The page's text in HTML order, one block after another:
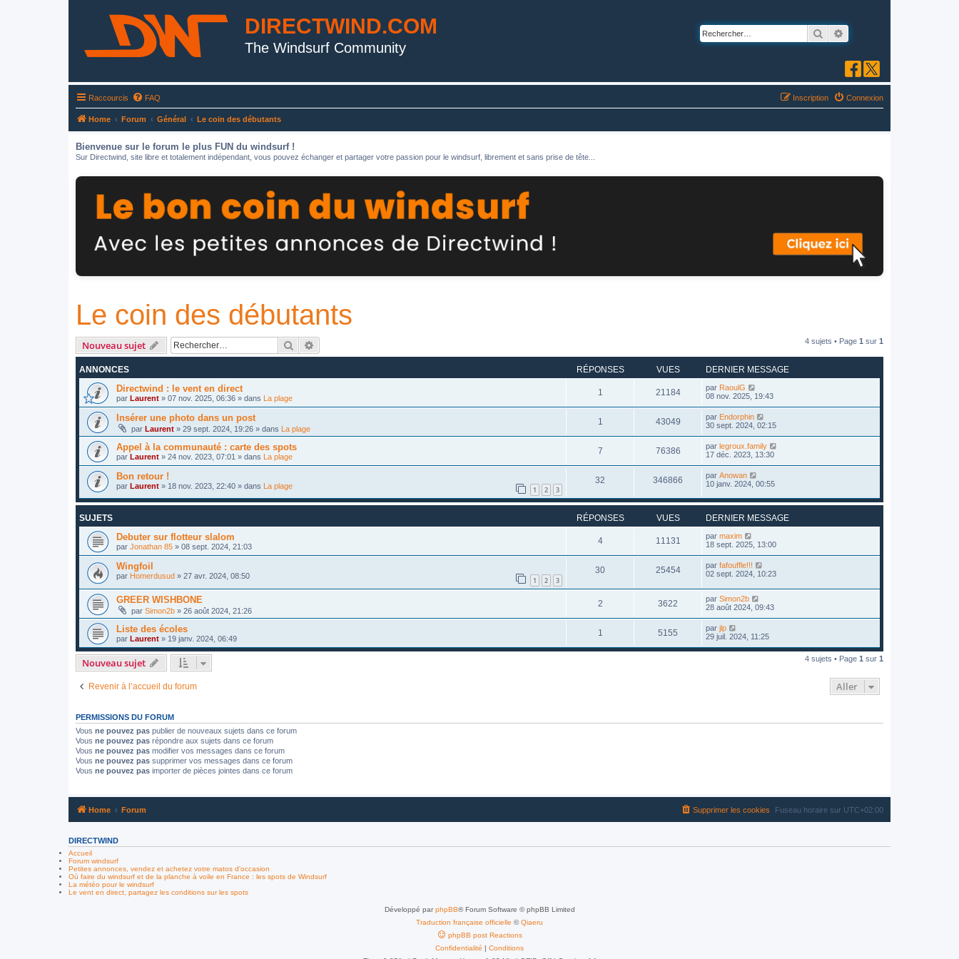
DIRECTWIND.COM
The Windsurf Community
Rechercher
Raccourcis FAQ Connexion
Inscription
Home Forum Général Le coin des débutants
Bienvenue sur le forum le plus FUN du windsurf !
Sur Directwind, site libre et totalement indépendant, vous pouvez échanger et partager votre passion pour le windsurf, librement et sans prise de tête...
Le coin des débutants
Nouveau sujet Rechercher 4 sujets • Page 1 sur 1
ANNONCES RÉPONSES VUES DERNIER MESSAGE
Directwind : le vent en direct
par Laurent » 07 nov. 2025, 06:36 » dans La plage
1 21184 par RaoulG
08 nov. 2025, 19:43
Insérer une photo dans un post
par Laurent » 29 sept. 2024, 19:26 » dans La plage
1 43049 par Endorphin
30 sept. 2024, 02:15
Appel à la communauté : carte des spots
par Laurent » 24 nov. 2023, 07:01 » dans La plage
7 76386 par legroux.family
17 déc. 2023, 13:30
Bon retour !
par Laurent » 18 nov. 2023, 22:40 » dans La plage 1 2 3
32 346866 par Anowan
10 janv. 2024, 00:55
SUJETS RÉPONSES VUES DERNIER MESSAGE
Debuter sur flotteur slalom
par Jonathan 85 » 08 sept. 2024, 21:03
4 11131 par maxim
18 sept. 2025, 13:00
Wingfoil
par Homerdusud » 27 avr. 2024, 08:50 1 2 3
30 25454 par fafouffle!!!
02 sept. 2024, 10:23
GREER WISHBONE
par Simon2b » 26 août 2024, 21:26
2 3622 par Simon2b
28 août 2024, 09:43
Liste des écoles
par Laurent » 19 janv. 2024, 06:49
1 5155 par jlp
29 juil. 2024, 11:25
Nouveau sujet 4 sujets • Page 1 sur 1
Revenir à l’accueil du forum Aller
PERMISSIONS DU FORUM
Vous ne pouvez pas publier de nouveaux sujets dans ce forum
Vous ne pouvez pas répondre aux sujets dans ce forum
Vous ne pouvez pas modifier vos messages dans ce forum
Vous ne pouvez pas supprimer vos messages dans ce forum
Vous ne pouvez pas importer de pièces jointes dans ce forum
Home Forum Fuseau horaire sur UTC+02:00
Supprimer les cookies
DIRECTWIND
Accueil
Forum windsurf
Petites annonces, vendez et achetez votre matos d'occasion
Où faire du windsurf et de la planche à voile en France : les spots de Windsurf
La météo pour le windsurf
Le vent en direct, partagez les conditions sur les spots
Développé parphpBB® Forum Software © phpBB Limited
Traduction française officielle ©Qiaeru
phpBB post Reactions
Confidentialité
Conditions